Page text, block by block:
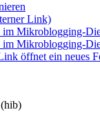
Link)
im Mikroblogging-
Mikroblogging-
öffnet ein neues